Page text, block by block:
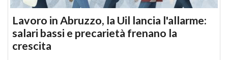
Lavoro in Abruzzo, la Uil lancia l'allarme:
salari bassi e precarietà frenano la
crescita